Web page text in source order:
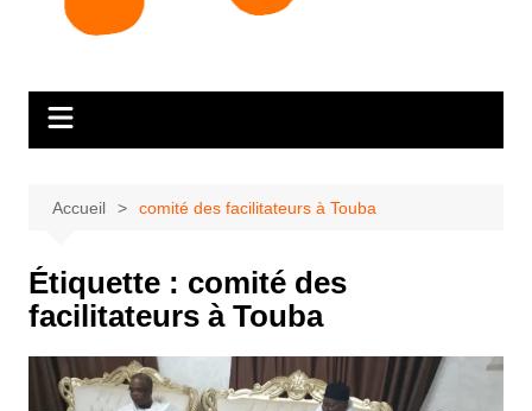
Accueil comité des facilitateurs à Touba
Étiquette : comité des
facilitateurs à Touba